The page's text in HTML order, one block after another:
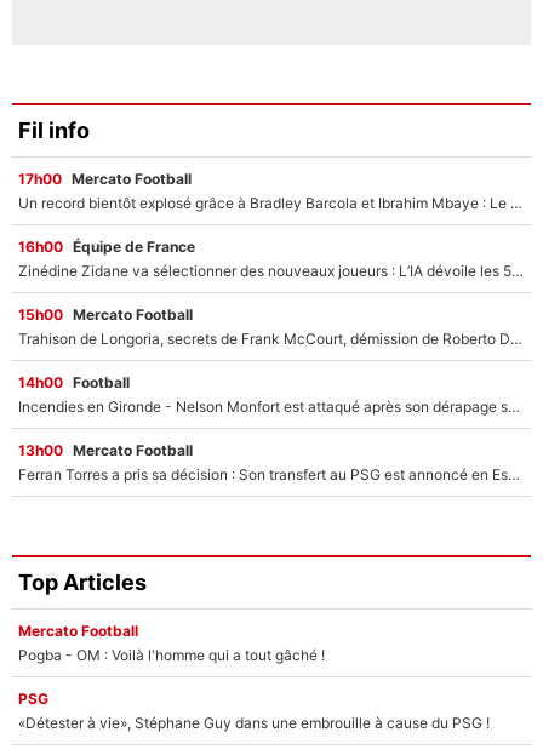
Fil info
17h00 Mercato Football
Un record bientôt explosé grâce à Bradley Barcola et Ibrahim Mbaye : Le PSG sur le point de réaliser un mercato historique ?
16h00 Équipe de France
Zinédine Zidane va sélectionner des nouveaux joueurs : L’IA dévoile les 5 cracks qui pourraient rapidement le rejoindre en équipe de France !
15h00 Mercato Football
Trahison de Longoria, secrets de Frank McCourt, démission de Roberto De Zerbi : Medhi Benatia se lâche sur son départ de l'OM et fait d'importantes révélations
14h00 Football
Incendies en Gironde - Nelson Monfort est attaqué après son dérapage sur CNews : «Et lui, il prend combien pour parler dans un studio climatisé?»
13h00 Mercato Football
Ferran Torres a pris sa décision : Son transfert au PSG est annoncé en Espagne !
Top Articles
Mercato Football
Pogba - OM : Voilà l'homme qui a tout gâché !
PSG
«Détester à vie», Stéphane Guy dans une embrouille à cause du PSG !